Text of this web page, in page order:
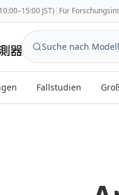
JST) | Für
Fallstudien